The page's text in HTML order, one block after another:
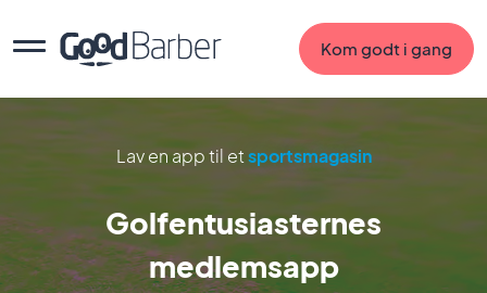
Kom godt i gang
Lav en app til etsportsmagasin
Golfentusiasternes
medlemsapp